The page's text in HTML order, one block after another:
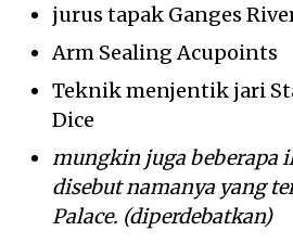
jurus tapak Ganges
Arm Sealing Acupoints
Teknik menjentik jari
Dice
mungkin juga beberapa
disebut namanya yang
Palace. (diperdebatkan)